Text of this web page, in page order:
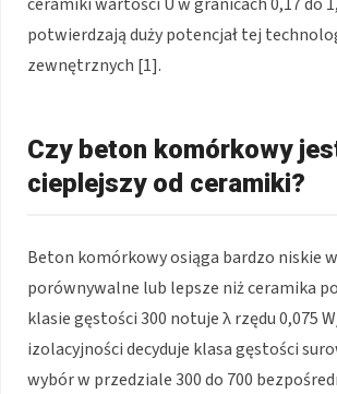
ceramiki wartości U w granicach 0,17 do
potwierdzają duży potencjał tej
zewnętrznych [1].
Czy beton komórkowy
cieplejszy od ceramiki?
Beton komórkowy osiąga bardzo niskie
porównywalne lub lepsze niż ceramika
klasie gęstości 300 notuje λ rzędu 0,075
izolacyjności decyduje klasa gęstości
wybór w przedziale 300 do 700